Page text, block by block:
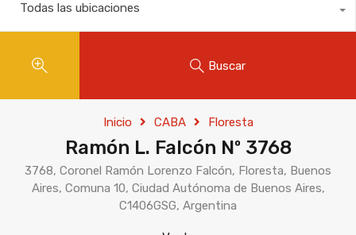
Todas las ubicaciones
Buscar
Inicio CABA Floresta
Ramón L. Falcón Nº 3768
3768, Coronel Ramón Lorenzo Falcón, Floresta, Buenos
Aires, Comuna 10, Ciudad Autónoma de Buenos Aires,
C1406GSG, Argentina